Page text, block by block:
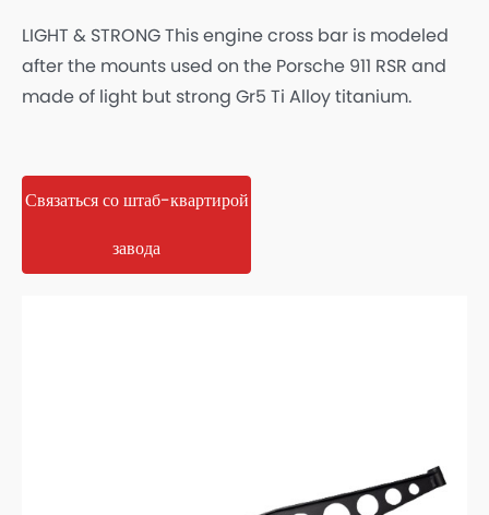
LIGHT & STRONG This engine cross bar is modeled
after the mounts used on the Porsche 911 RSR and
made of light but strong Gr5 Ti Alloy titanium.
Связаться со штаб-квартирой
завода